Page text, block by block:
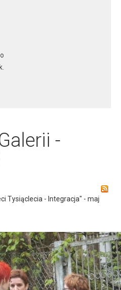
-
Tysiąclecia - Integracja" - maj